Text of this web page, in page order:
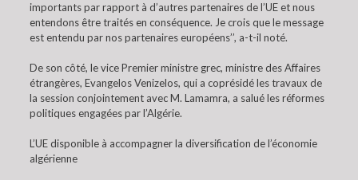
importants par rapport à d’autres partenaires de l’UE et nous
entendons être traités en conséquence. Je crois que le message
est entendu par nos partenaires européens’’, a-t-il noté.
De son côté, le vice Premier ministre grec, ministre des Affaires
étrangères, Evangelos Venizelos, qui a coprésidé les travaux de
la session conjointement avec M. Lamamra, a salué les réformes
politiques engagées par l’Algérie.
L’UE disponible à accompagner la diversification de l’économie
algérienne